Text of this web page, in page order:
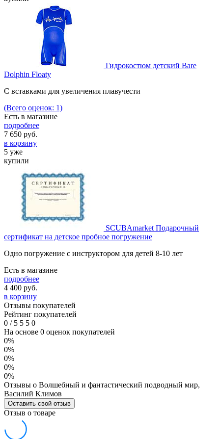
Гидрокостюм детский Bare
Dolphin Floaty
C вставками для увеличения плавучести
(Всего оценок: 1)
Есть в магазине
подробнее
7 650 руб.
в корзину
5 уже
купили
SCUBAmarket Подарочный
сертификат на детское пробное погружение
Одно погружение с инструктором для детей 8-10 лет
Есть в магазине
подробнее
4 400 руб.
в корзину
Отзывы покупателей
Рейтинг покупателей
0 /5 5 5 0
На основе 0 оценок покупателей
0%
0%
0%
0%
0%
Отзывы о Волшебный и фантастический подводный мир,
Василий Климов
Оставить свой отзыв
Отзыв о товаре